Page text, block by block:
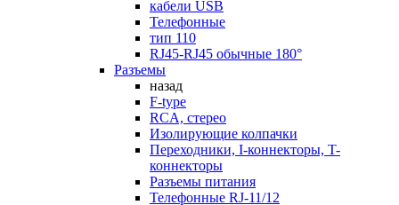
кабели USB
Телефонные
тип 110
RJ45-RJ45 обычные 180°
Разъемы
назад
F-type
RCA, стерео
Изолирующие колпачки
Переходники, I-коннекторы, T-
коннекторы
Разъемы питания
Телефонные RJ-11/12